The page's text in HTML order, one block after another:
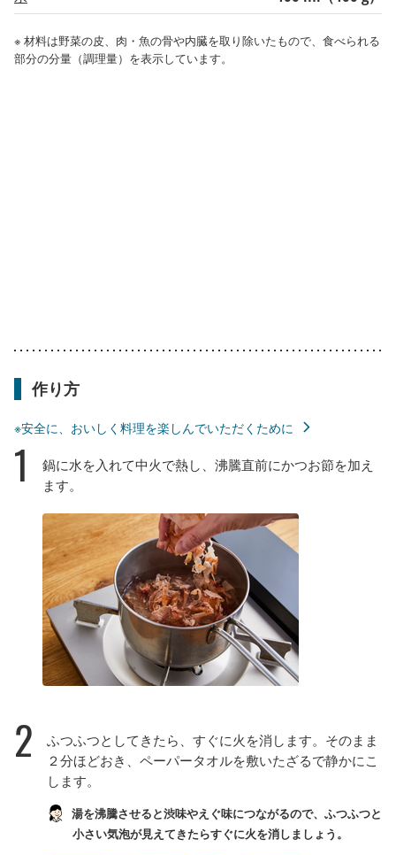
※ 材料は野菜の皮、肉・魚の骨や内臓を取り除いたもので、食べられる
部分の分量（調理量）を表示しています。
作り方
※安全に、おいしく料理を楽しんでいただくために
1
鍋に水を入れて中火で熱し、沸騰直前にかつお節を加え
ます。
2
ふつふつとしてきたら、すぐに火を消します。そのまま
２分ほどおき、ペーパータオルを敷いたざるで静かにこ
します。
湯を沸騰させると渋味やえぐ味につながるので、ふつふつと
小さい気泡が見えてきたらすぐに火を消しましょう。